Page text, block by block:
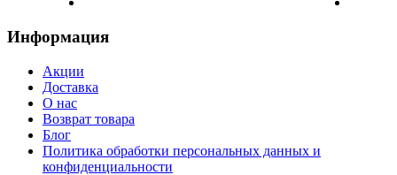
Информация
Акции
Доставка
О нас
Возврат товара
Блог
Политика обработки персональных данных и
конфиденциальности